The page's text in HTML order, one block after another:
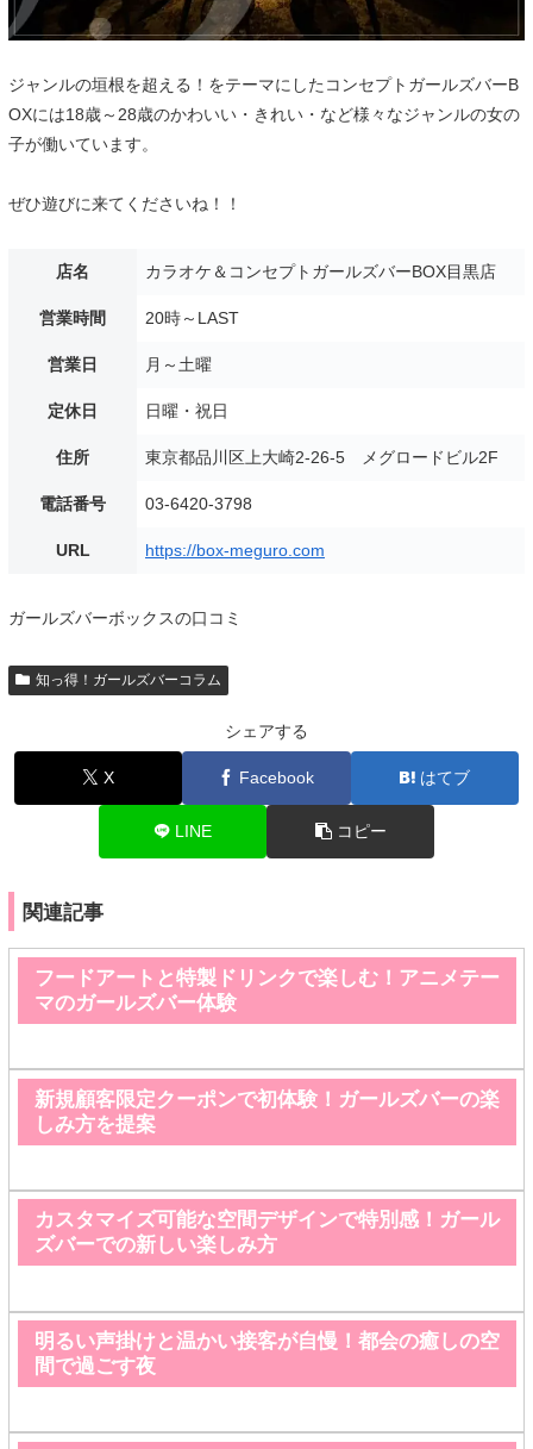
ジャンルの垣根を超える！をテーマにしたコンセプトガールズバーB
OXには18歳～28歳のかわいい・きれい・など様々なジャンルの女の
子が働いています。
ぜひ遊びに来てくださいね！！
店名 カラオケ＆コンセプトガールズバーBOX目黒店
営業時間 20時～LAST
営業日 月～土曜
定休日 日曜・祝日
住所 東京都品川区上大崎2-26-5 メグロードビル2F
電話番号 03-6420-3798
URL https://box-meguro.com
ガールズバーボックスの口コミ
知っ得！ガールズバーコラム
シェアする
X Facebook はてブ
LINE コピー
関連記事
フードアートと特製ドリンクで楽しむ！アニメテー
マのガールズバー体験
新規顧客限定クーポンで初体験！ガールズバーの楽
しみ方を提案
カスタマイズ可能な空間デザインで特別感！ガール
ズバーでの新しい楽しみ方
明るい声掛けと温かい接客が自慢！都会の癒しの空
間で過ごす夜